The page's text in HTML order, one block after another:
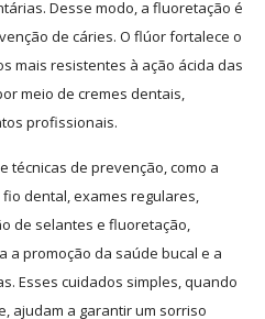
Desse modo, a fluoretação é
de cáries. O flúor fortalece o
mais resistentes à ação ácida das
meio de cremes dentais,
profissionais.
técnicas de prevenção, como a
dental, exames regulares,
de selantes e fluoretação,
a promoção da saúde bucal e a
Esses cuidados simples, quando
ajudam a garantir um sorriso